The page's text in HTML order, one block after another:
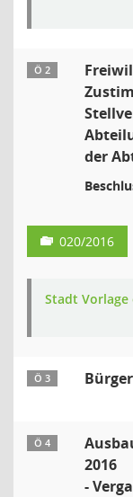
Ö 2
der
020/2016
Stadt
Ö 3
Ö 4
2016
-